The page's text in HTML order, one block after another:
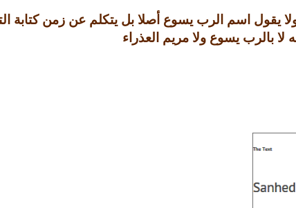
يقول اسم الرب يسوع أصلا بل يتكلم عن زمن كتابة
لا بالرب يسوع ولا مريم العذراء